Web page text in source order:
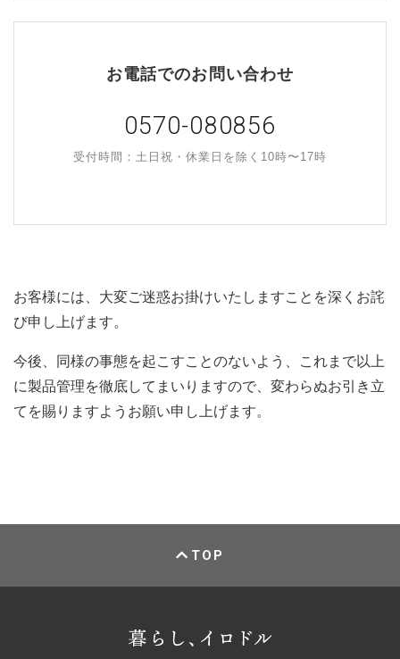
お電話でのお問い合わせ
0570-080856
受付時間：土日祝・休業日を除く10時〜17時
お客様には、大変ご迷惑お掛けいたしますことを深くお詫
び申し上げます。
今後、同様の事態を起こすことのないよう、これまで以上
に製品管理を徹底してまいりますので、変わらぬお引き立
てを賜りますようお願い申し上げます。
TOP